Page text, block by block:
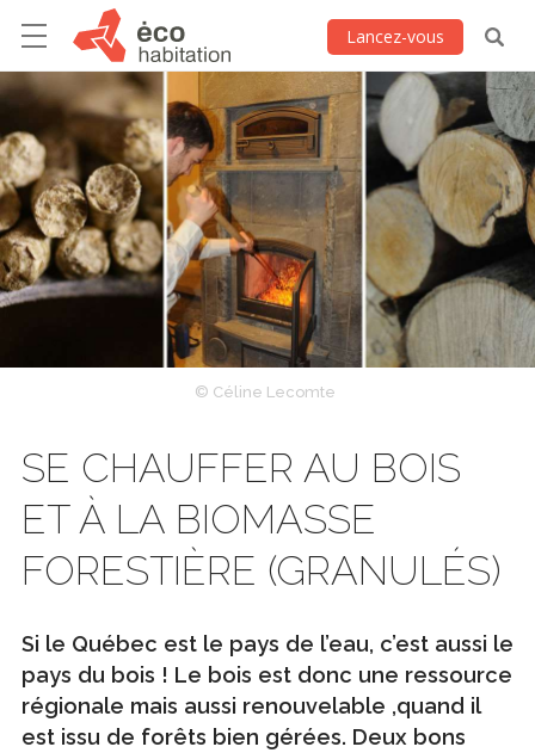
Lancez-vous
© Céline Lecomte
SE CHAUFFER AU BOIS
ET À LA BIOMASSE
FORESTIÈRE (GRANULÉS)
Si le Québec est le pays de l’eau, c’est aussi le
pays du bois ! Le bois est donc une ressource
régionale mais aussi renouvelable ,quand il
est issu de forêts bien gérées. Deux bons